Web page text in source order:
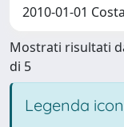
2010-01-01
Mostrati risultati
di 5
Legenda